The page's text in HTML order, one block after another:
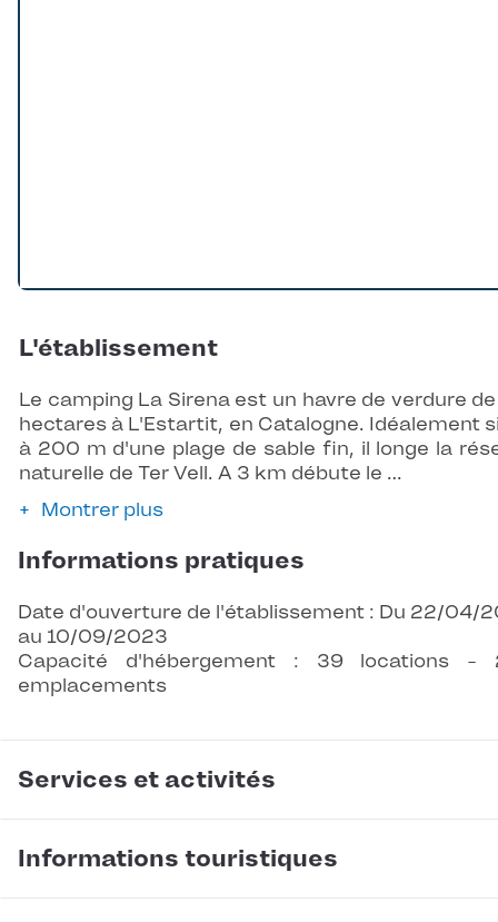
L'établissement
Le camping La Sirena est un havre de verdure
hectares à L'Estartit, en Catalogne. Idéalement
à 200 m d'une plage de sable fin, il longe la
naturelle de Ter Vell. A 3 km débute le …
Montrer plus
Informations pratiques
Date d'ouverture de l'établissement : Du 22/04/
au 10/09/2023
Capacité d'hébergement : 39 locations -
emplacements
Services et activités
Informations touristiques